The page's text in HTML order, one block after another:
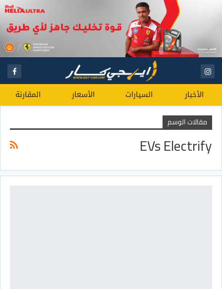
الأخبار السيارات الأسعار المقارنة
مقالات الوسم
EVs Electrify